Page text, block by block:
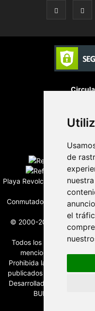
de
el
Edición
Playa Revolcadero 222 Col.
Conmutador CIUDAD DE
© 2000-2026 BURO DE
Todos los
Todos los nombres,
mencionados son
Prohibida la reproducción
publicados incluyendo
Desarrollado por
BURO DE